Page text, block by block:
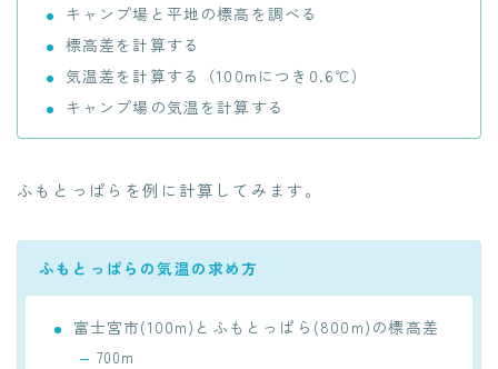
キャンプ場と平地の標高を調べる
標高差を計算する
気温差を計算する（100mにつき0.6℃）
キャンプ場の気温を計算する
ふもとっぱらを例に計算してみます。
ふもとっぱらの気温の求め方
富士宮市(100m)とふもとっぱら(800m)の標高差
700m